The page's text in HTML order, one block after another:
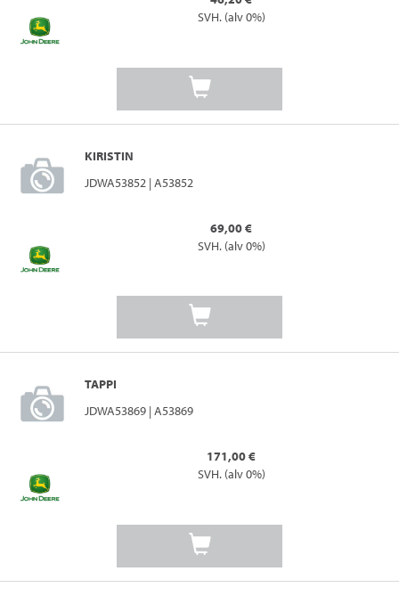
SVH. (alv 0%)
KIRISTIN
JDWA53852 | A53852
69,00 €
SVH. (alv 0%)
TAPPI
JDWA53869 | A53869
171,00 €
SVH. (alv 0%)